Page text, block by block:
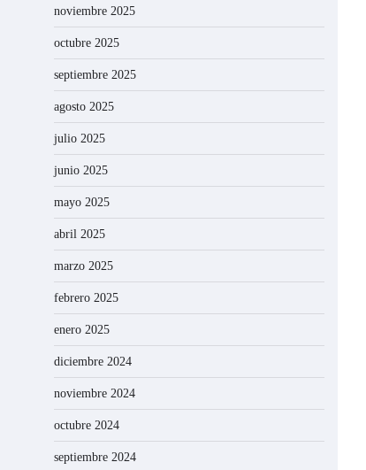
noviembre 2025
octubre 2025
septiembre 2025
agosto 2025
julio 2025
junio 2025
mayo 2025
abril 2025
marzo 2025
febrero 2025
enero 2025
diciembre 2024
noviembre 2024
octubre 2024
septiembre 2024